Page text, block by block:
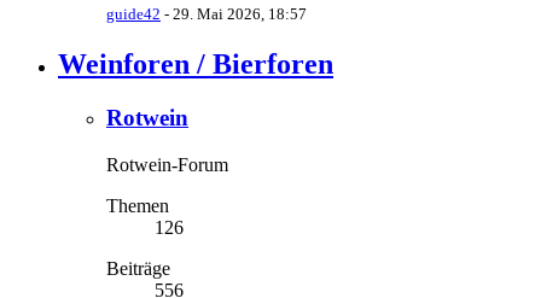
guide42 - 29. Mai 2026, 18:57
Weinforen / Bierforen
Rotwein
Rotwein-Forum
Themen
126
Beiträge
556